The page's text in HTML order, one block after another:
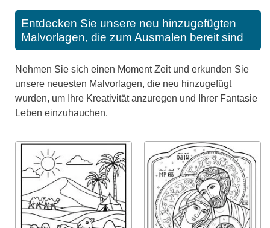
Entdecken Sie unsere neu hinzugefügten
Malvorlagen, die zum Ausmalen bereit sind
Nehmen Sie sich einen Moment Zeit und erkunden Sie
unsere neuesten Malvorlagen, die neu hinzugefügt
wurden, um Ihre Kreativität anzuregen und Ihrer Fantasie
Leben einzuhauchen.